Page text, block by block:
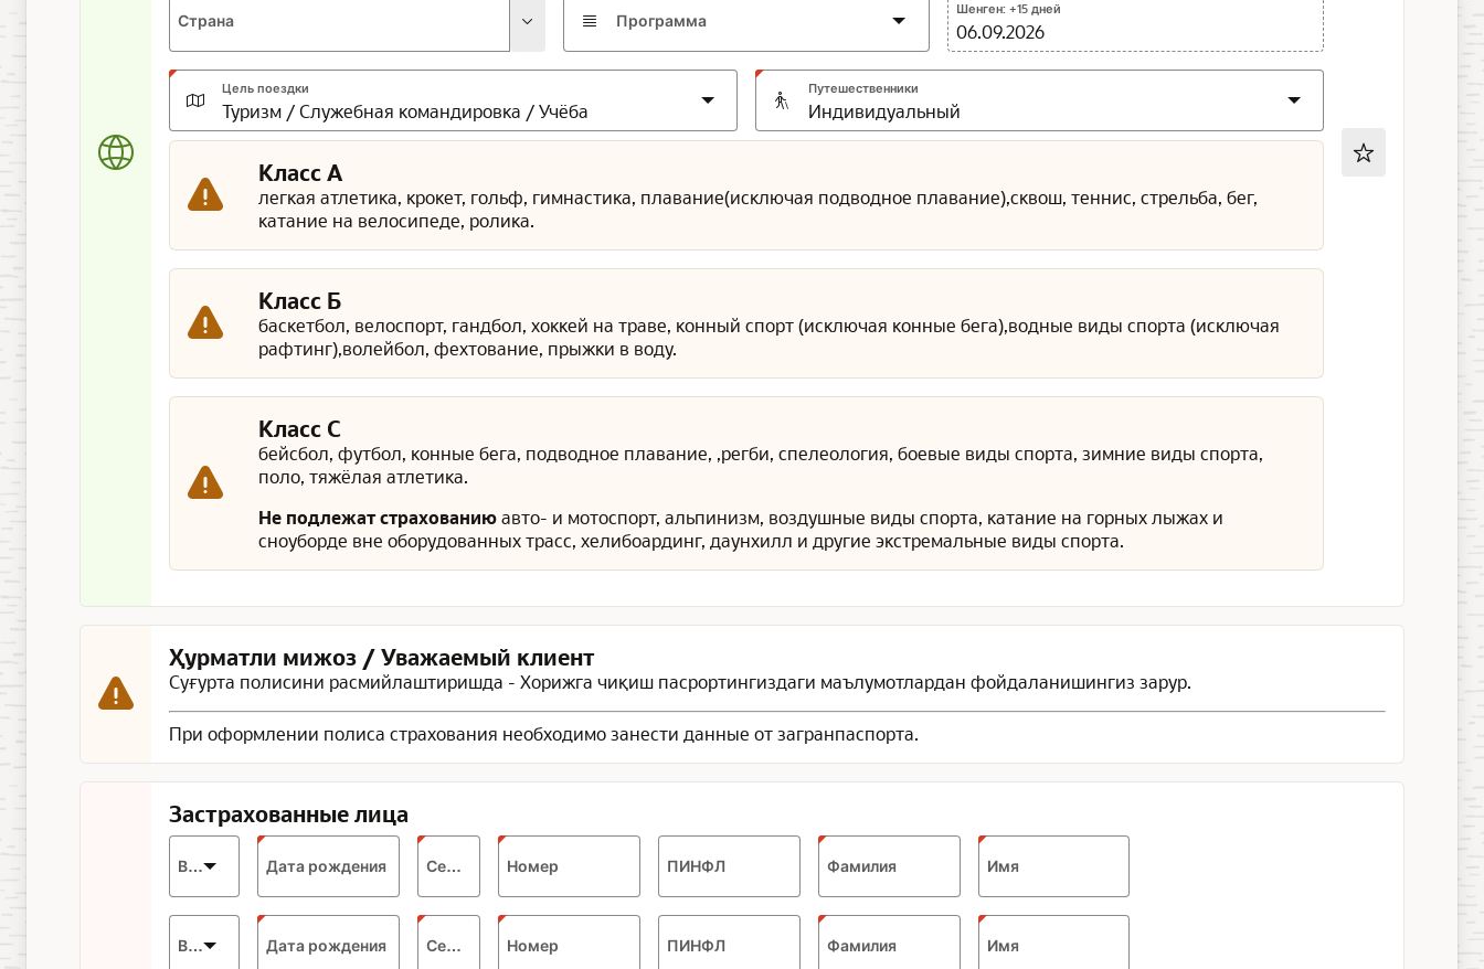
Страна Программа
Шенген: +15 дней
06.09.2026
Цель поездки Путешественники
Класс А
легкая атлетика, крокет, гольф, гимнастика, плавание(исключая подводное плавание),сквош, теннис, стрельба, бег,
катание на велосипеде, ролика.
Класс Б
баскетбол, велоспорт, гандбол, хоккей на траве, конный спорт (исключая конные бега),водные виды спорта (исключая
рафтинг),волейбол, фехтование, прыжки в воду.
Класс С
бейсбол, футбол, конные бега, подводное плавание, ,регби, спелеология, боевые виды спорта, зимние виды спорта,
поло, тяжёлая атлетика.
Не подлежат страхованиюавто- и мотоспорт, альпинизм, воздушные виды спорта, катание на горных лыжах и
сноуборде вне оборудованных трасс, хелибоардинг, даунхилл и другие экстремальные виды спорта.
Ҳурматли мижоз / Уважаемый клиент
Суғурта полисини расмийлаштиришда - Хорижга чиқиш пасрортингиздаги маълумотлардан фойдаланишингиз зарур.
При оформлении полиса страхования необходимо занести данные от загранпаспорта.
Застрахованные лица
Возраст Дата рождения
Expected
format:
DD.MM.YYYY
Серия Номер ПИНФЛ Фамилия Имя
Возраст Дата рождения
Expected
format:
Серия Номер ПИНФЛ Фамилия Имя